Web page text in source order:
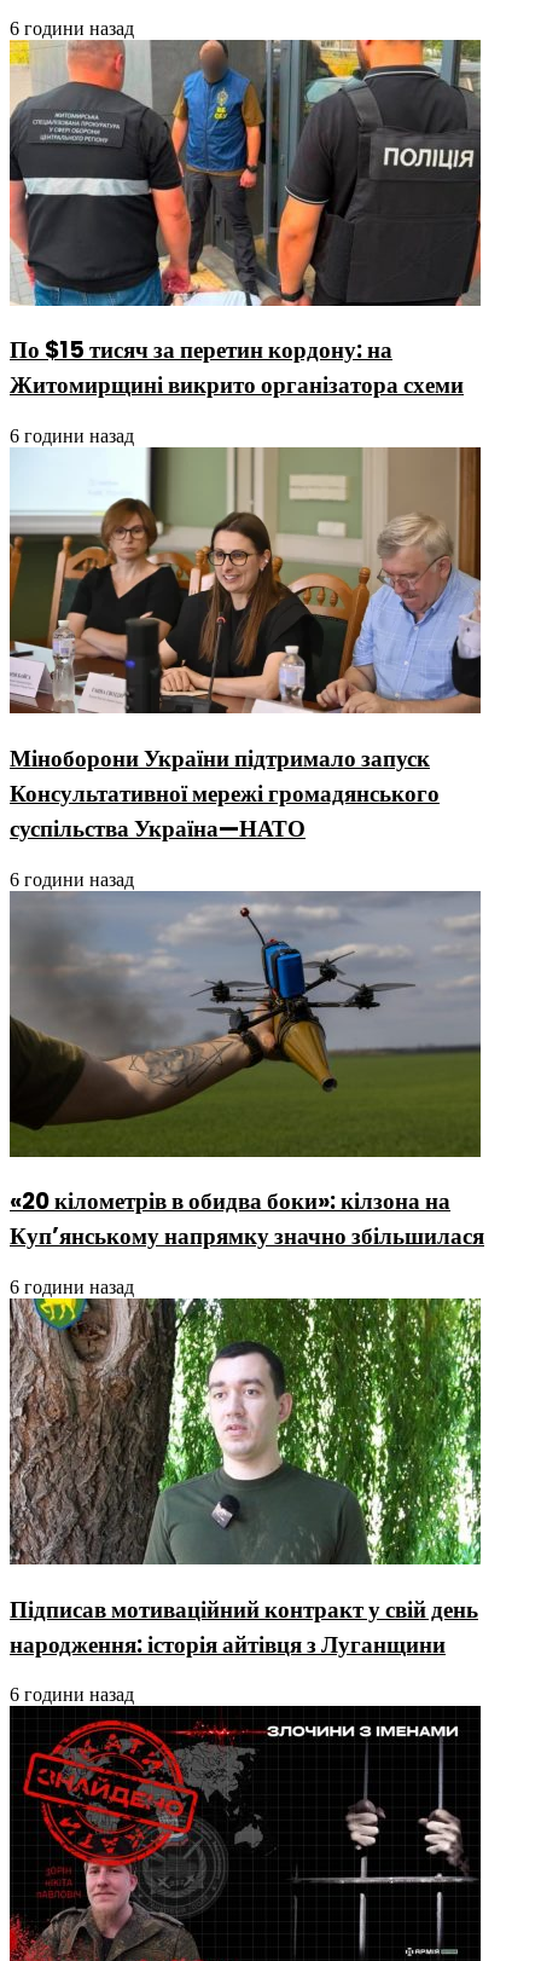
6 години назад
По $15 тисяч за перетин кордону: на
Житомирщині викрито організатора схеми
6 години назад
Міноборони України підтримало запуск
Консультативної мережі громадянського
суспільства Україна—НАТО
6 години назад
«20 кілометрів в обидва боки»: кілзона на
Куп’янському напрямку значно збільшилася
6 години назад
Підписав мотиваційний контракт у свій день
народження: історія айтівця з Луганщини
6 години назад